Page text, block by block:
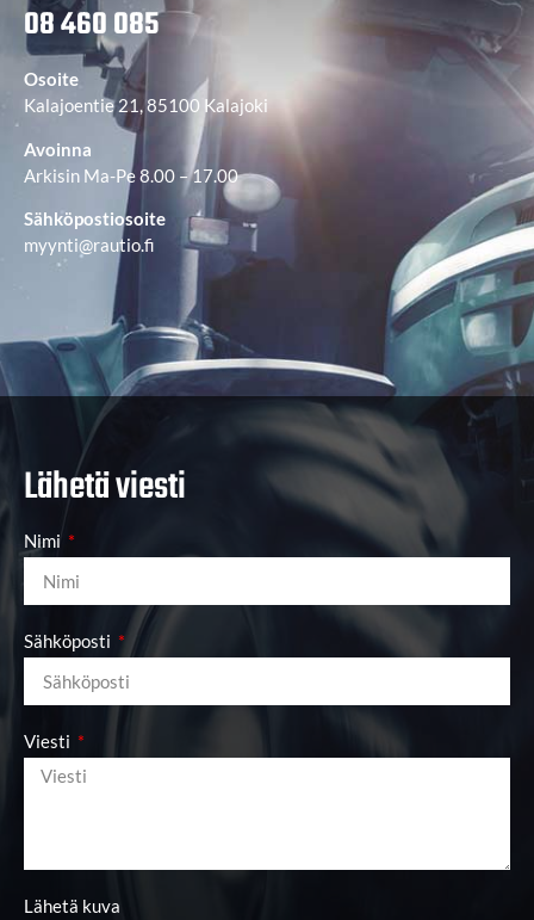
08 460 085
Osoite
Kalajoentie 21, 85100 Kalajoki
Avoinna
Arkisin Ma-Pe 8.00 – 17.00
Sähköpostiosoite
myynti@rautio.fi
Lähetä viesti
Nimi
Sähköposti
Viesti
Lähetä kuva